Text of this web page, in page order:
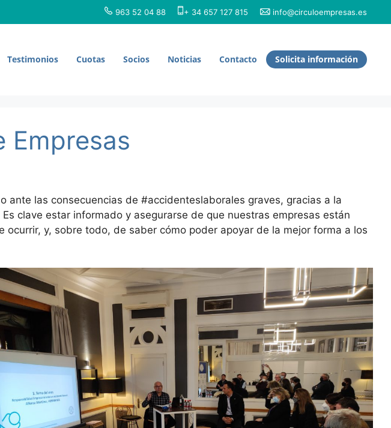
963 52 04 88 + 34 657 127 815 info@circuloempresas.es
Testimonios Cuotas Socios Noticias Contacto Solicita información
Empresas
ante las consecuencias de #accidenteslaborales graves, gracias a la
Es clave estar informado y asegurarse de que nuestras empresas están
y, sobre todo, de saber cómo poder apoyar de la mejor forma a los